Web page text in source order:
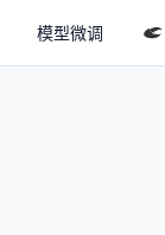
模型微调